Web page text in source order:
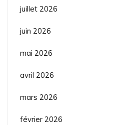
juillet 2026
juin 2026
mai 2026
avril 2026
mars 2026
février 2026